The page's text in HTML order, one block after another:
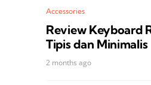
Accessories
Review Keyboard
Tipis dan Minimalis
2 months ago